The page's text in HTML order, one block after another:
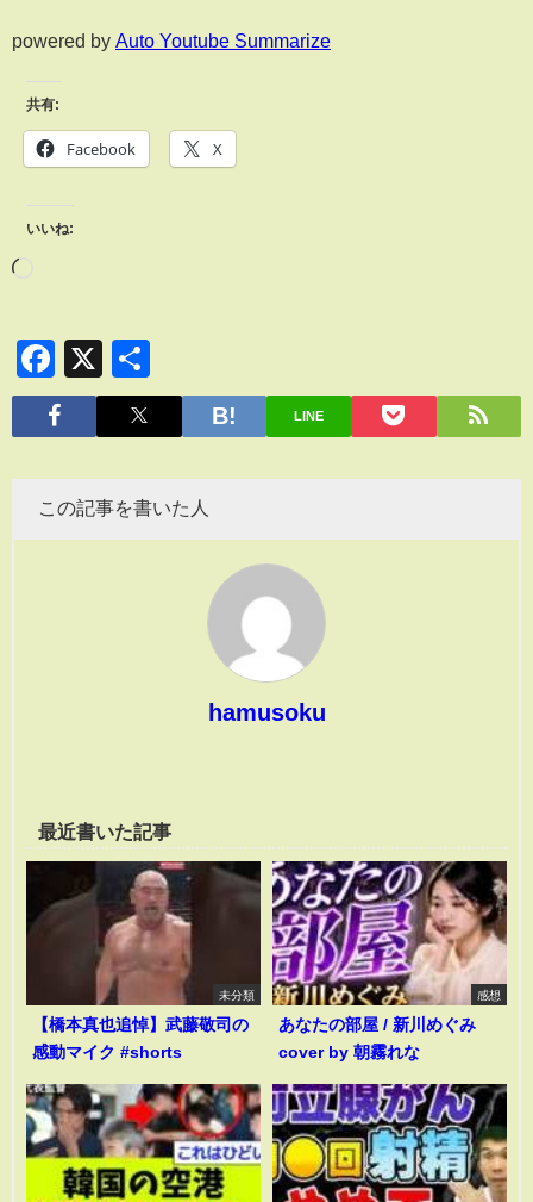
powered by Auto Youtube Summarize
共有:
Facebook X
いいね:
Facebook
X
有
LINE
この記事を書いた人
hamusoku
最近書いた記事
未分類
【橋本真也追悼】武藤敬司の
感動マイク #shorts
感想
あなたの部屋 / 新川めぐみ
cover by 朝霧れな